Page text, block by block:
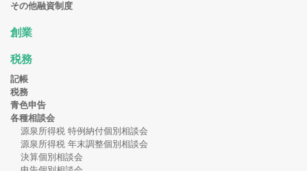
その他融資制度
創業
税務
記帳
税務
青色申告
各種相談会
源泉所得税 特例納付個別相談会
源泉所得税 年末調整個別相談会
決算個別相談会